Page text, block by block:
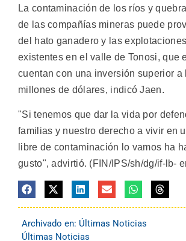
La contaminación de los ríos y
de las compañías mineras puede
del hato ganadero y las
existentes en el valle de Tonosi, que
cuentan con una inversión superior a
millones de dólares, indicó Jaen.
"Si tenemos que dar la vida por
familias y nuestro derecho a vivir en
libre de contaminación lo vamos ha
gusto", advirtió. (FIN/IPS/sh/dg/if-lb-
Archivado en: Últimas Noticias
Últimas Noticias